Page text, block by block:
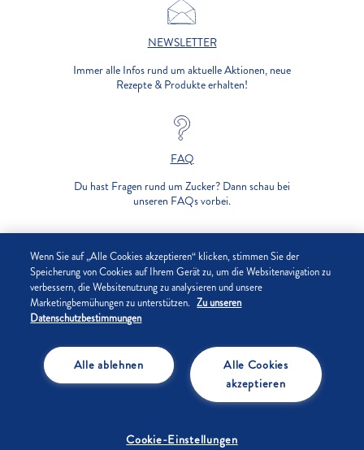
NEWSLETTER
Immer alle Infos rund um aktuelle Aktionen, neue
Rezepte & Produkte erhalten!
FAQ
Du hast Fragen rund um Zucker? Dann schau bei
unseren FAQs vorbei.
UNTERNEHMEN
DATENSCHUTZ
COOKIE-EINSTELLUNGEN
Wenn Sie auf „Alle Cookies akzeptieren“ klicken, stimmen Sie der
Speicherung von Cookies auf Ihrem Gerät zu, um die Websitenavigation zu
verbessern, die Websitenutzung zu analysieren und unsere
Marketingbemühungen zu unterstützen. Zu unseren
Datenschutzbestimmungen
Alle Cookies
akzeptieren
Alle ablehnen
Cookie-Einstellungen